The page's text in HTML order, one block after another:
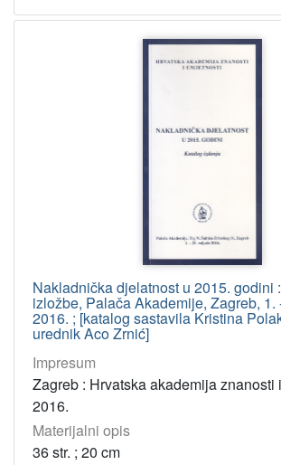
Nakladnička djelatnost u 2015. godini
izložbe, Palača Akademije, Zagreb, 1.
2016. ; [katalog sastavila Kristina
urednik Aco Zrnić]
Impresum
Zagreb : Hrvatska akademija znanosti
2016.
Materijalni opis
36 str. ; 20 cm